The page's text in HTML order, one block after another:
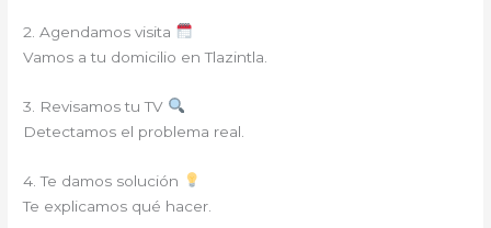
2. Agendamos visita
Vamos a tu domicilio en Tlazintla.
3. Revisamos tu TV
Detectamos el problema real.
4. Te damos solución
Te explicamos qué hacer.